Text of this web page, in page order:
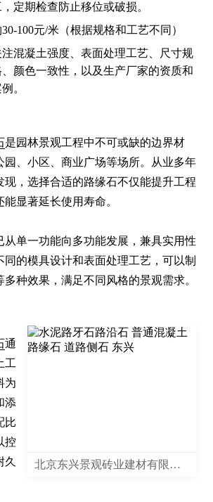
是园林景观工程中不可或缺的边界材
园、小区、商业广场等场所。从业多年
现，选择合适的路缘石不仅能提升工程
显著延长使用寿命。
从单一功能向多功能发展，兼具实用性
同的模具设计和表面处理工艺，可以制
种效果，满足不同风格的景观需求。
北京东兴景观砖业建材有限公司
通
工
为
添
比
控
久
，定期检查防止移位或破损。
100元/米（根据规格和工艺不同）
注混凝土强度、表面处理工艺、尺寸规
、颜色一致性，以及生产厂家的资质和
。